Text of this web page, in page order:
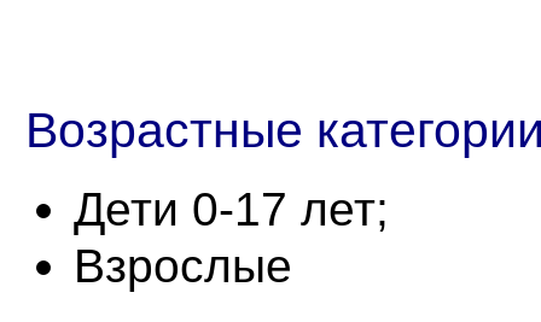
Возрастные
Дети 0-17 лет;
Взрослые